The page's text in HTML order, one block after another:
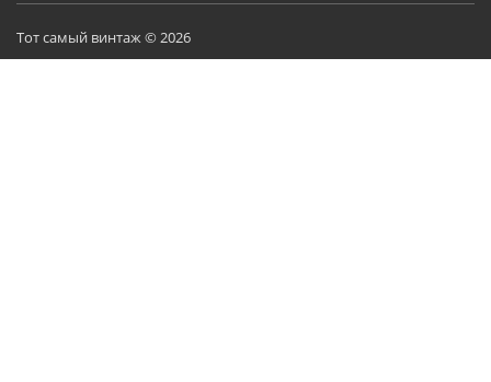
Тот самый винтаж © 2026